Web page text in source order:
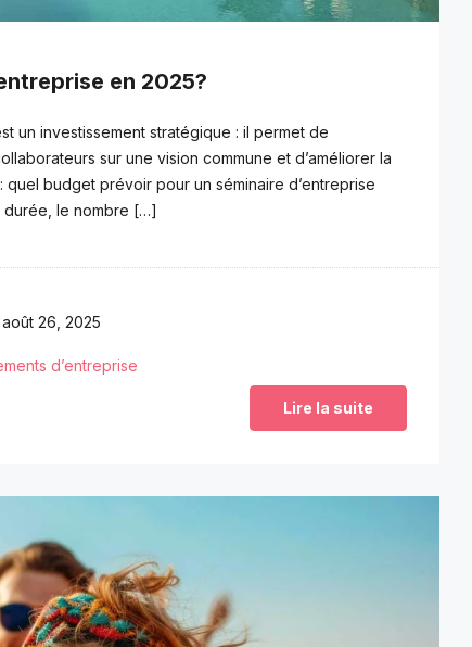
en 2025?
un investissement stratégique : il permet de
sur une vision commune et d’améliorer la
budget prévoir pour un séminaire d’entreprise
durée, le nombre […]
août 26, 2025
d’entreprise
Lire la suite